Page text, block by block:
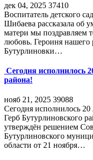
дек 04, 2025 37410
Воспитатель детского
Шибаева рассказала об
матери мы поздравляем
любовь. Героиня нашего
Бутурлиновки…
Сегодня исполнилось
района!
нояб 21, 2025 39088
Сегодня исполнилось 20
Герб Бутурлиновского
утверждён решением
Бутурлиновского
области от 21 ноября…